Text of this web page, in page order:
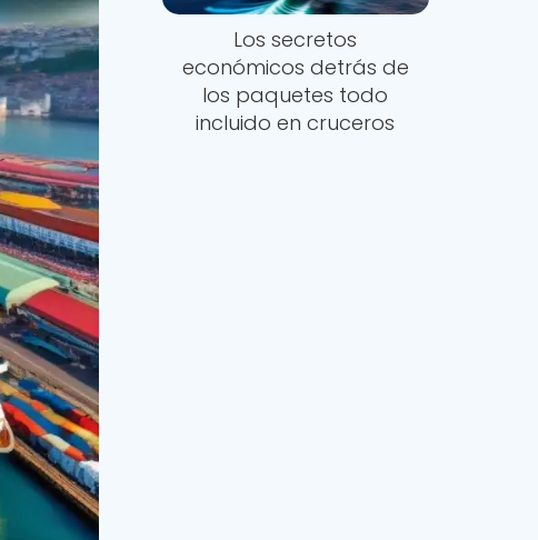
Los secretos
económicos detrás de
los paquetes todo
incluido en cruceros